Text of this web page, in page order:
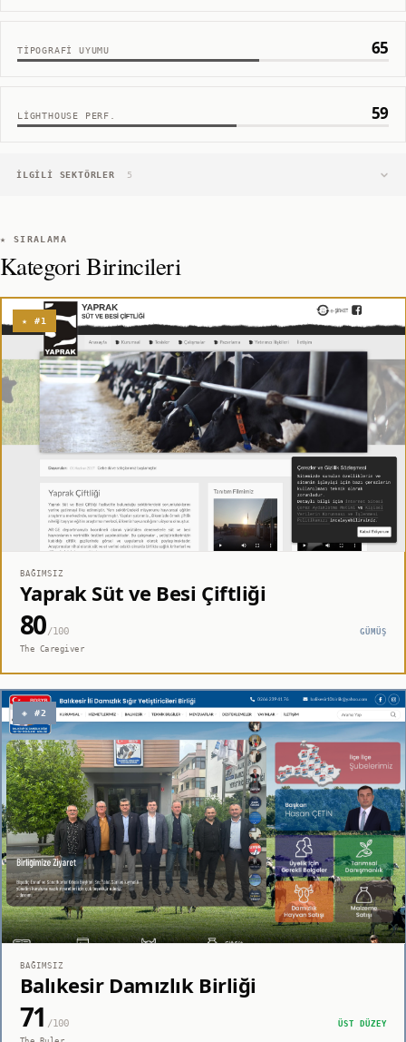
TIPOGRAFI UYUMU 65
LIGHTHOUSE PERF. 59
İLGILI SEKTÖRLER 5
★ SIRALAMA
Kategori Birincileri
★ #1
BAĞIMSIZ
Yaprak Süt ve Besi Çiftliği
80/100
GÜMÜŞ
The Caregiver
◈ #2
BAĞIMSIZ
Balıkesir Damızlık Birliği
71 /100
ÜST DÜZEY